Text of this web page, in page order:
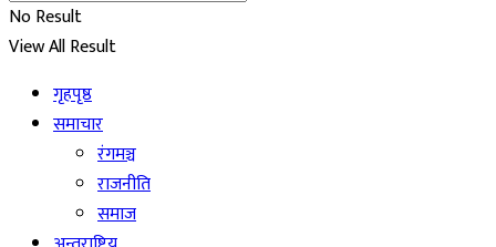
No Result
View All Result
गृहपृष्ठ
समाचार
रंगमञ्च
राजनीति
समाज